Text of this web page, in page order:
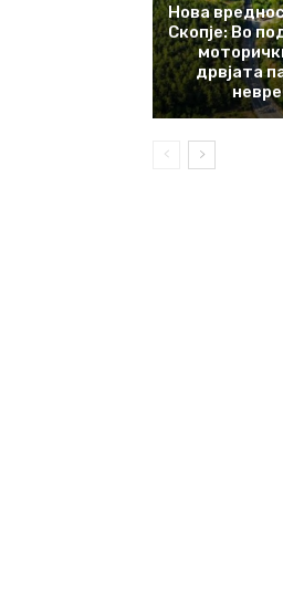
Нова
Скопје: Во
дрвјата